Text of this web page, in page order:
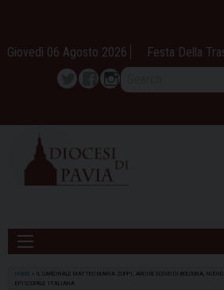
content
Giovedì 06 Agosto 2026 Festa Della
TwitterFacebook
Instagram
HOME
IL CARDINALE MATTEO MARIA ZUPPI, ARCIVESCOVO DI BOLOGNA,
EPISCOPALE ITALIANA